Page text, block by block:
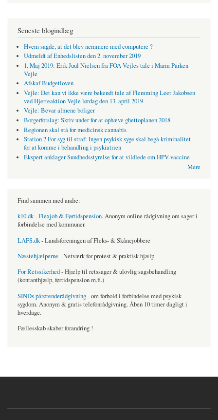
Seneste blogindlæg
Hvem sagde, at det blev nemmere med computere ?
Udmeldt af Enhedslisten den 2. november 2019
1. Maj 2019: Erik Juul Nielsen fra FOA Vejles tale i Maria Parken
Vejle
Afskaf Budgetloven
Vejle: Det kan vi ikke være bekendt tale af Flemming Leer Jakobsen
ved Hjerteaktion Vejle lørdag den 13. april 2019
Vejle: Bevar almene boliger
Borgerforslag: Skriv under for at ophæve ghettoplanen 2018
Regionen skal stå for medicinsk cannabis
Station 2 For syg til straf: Ingen psykisk syge skal begå kriminalitet
for at komme i behandling i psykiatrien
Ekspert anklager Sundhedsstyrelse for at vildlede om HPV-vaccine
Mere
Find sammen med andre:
k10.dk - Flexjob & Førtidspension. Anonym online rådgivning om sager i
forbindelse med kommuner.
LAFS.dk- Landsforeningen af Fleks- & Skånejobbere
Næstehjælperne - Netværk for protest & praktisk hjælp
For Retssikerhed- Hjælp til retssager & ulovlig sagsbehandling
(kontanthjælp, førtidspension m.fl.)
SINDs pårørenderådgivning- om forhold i forbindelse med psykisk
sygdom. Anonym & gratis telefonrådgivning. Åben 10 timer dagligt i
hverdage.
Fællesskab skaber forandring !